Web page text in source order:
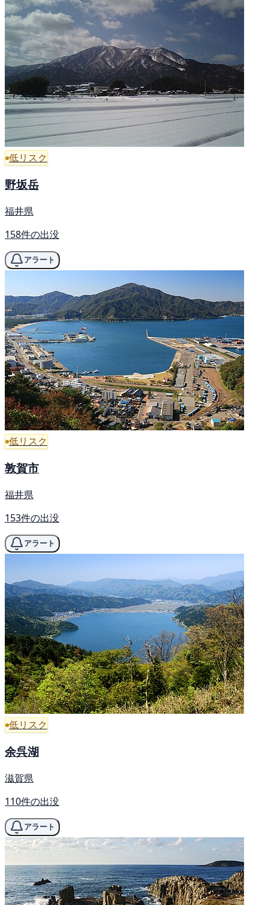
低リスク
野坂岳
福井県
158件の出没
アラート
低リスク
敦賀市
福井県
153件の出没
アラート
低リスク
余呉湖
滋賀県
110件の出没
アラート